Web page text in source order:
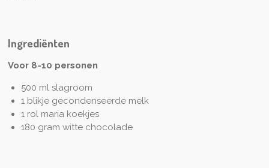
Ingrediënten
Voor 8-10 personen
500 ml slagroom
1 blikje gecondenseerde melk
1 rol maria koekjes
180 gram witte chocolade